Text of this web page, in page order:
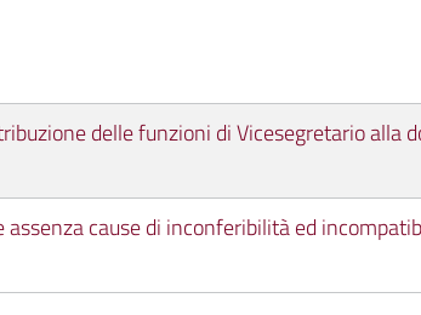
delle funzioni di Vicesegretario alla
assenza cause di inconferibilità ed